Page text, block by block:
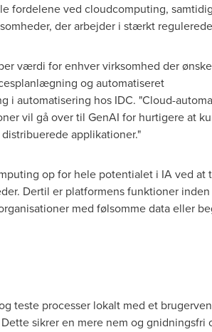
fordelene ved cloudcomputing,
der arbejder i stærkt
værdi for enhver virksomhed der
og automatiseret
i automatisering hos IDC. "Cloud-
vil gå over til GenAI for hurtigere at
applikationer."
op for hele potentialet i IA ved at
Dertil er platformens funktioner
med følsomme data eller
teste processer lokalt med et
sikrer en mere nem og gnidningsfri